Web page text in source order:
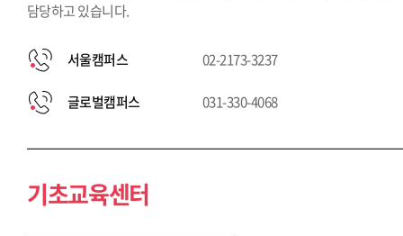
담당하고 있습니다.
서울캠퍼스 02-2173-3237
글로벌캠퍼스 031-330-4068
기초교육센터